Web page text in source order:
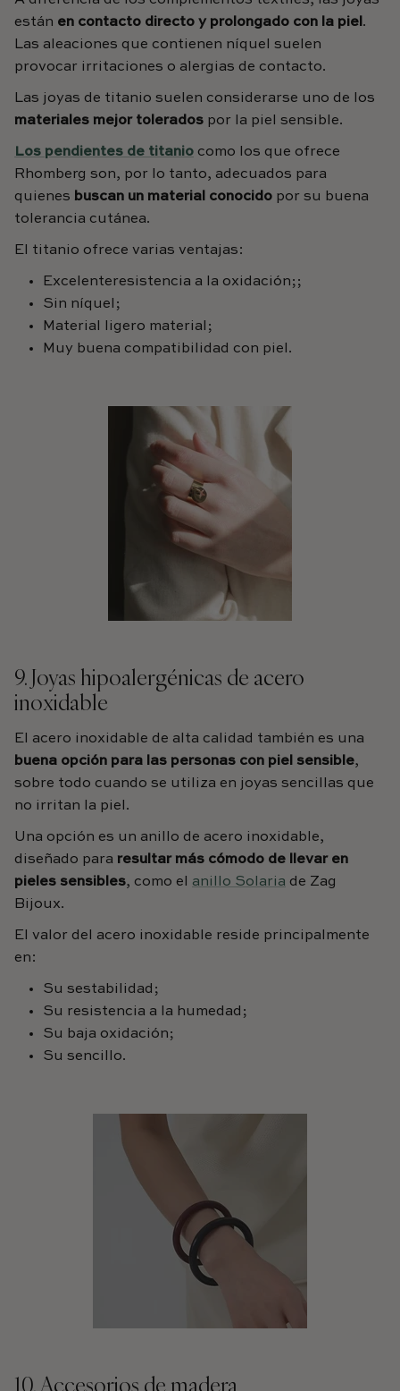
están en contacto directo y prolongado con la piel.
Las aleaciones que contienen níquel suelen
provocar irritaciones o alergias de contacto.
Las joyas de titanio suelen considerarse uno de los
materiales mejor tolerados por la piel sensible.
Los pendientes de titanio como los que ofrece
Rhomberg son, por lo tanto, adecuados para
quienes buscan un material conocido por su buena
tolerancia cutánea.
El titanio ofrece varias ventajas:
Excelenteresistencia a la oxidación;;
Sin níquel ;
Material ligero material;
Muy buena compatibilidad con piel.
9. Joyas hipoalergénicas de acero
inoxidable
El acero inoxidable de alta calidad también es una
buena opción para las personas con piel sensible,
sobre todo cuando se utiliza en joyas sencillas que
no irritan la piel.
Una opción es un anillo de acero inoxidable,
diseñado para resultar más cómodo de llevar en
pieles sensibles, como el anillo Solaria de Zag
Bijoux.
El valor del acero inoxidable reside principalmente
en:
Su sestabilidad ;
Su resistencia a la humedad;
Su baja oxidación;
Su sencillo.
10. Accesorios de madera